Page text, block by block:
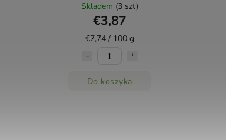
Skladem (3 szt)
€3,87
€7,74 / 100 g
Do koszyka